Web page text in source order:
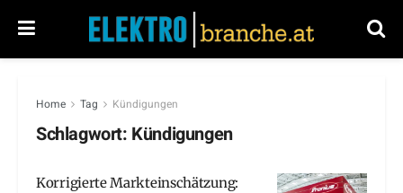
Home Tag Kündigungen
Schlagwort: Kündigungen
Korrigierte Markteinschätzung: